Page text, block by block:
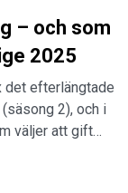
– och som
2025
det efterlängtade
2), och i
väljer att gift…